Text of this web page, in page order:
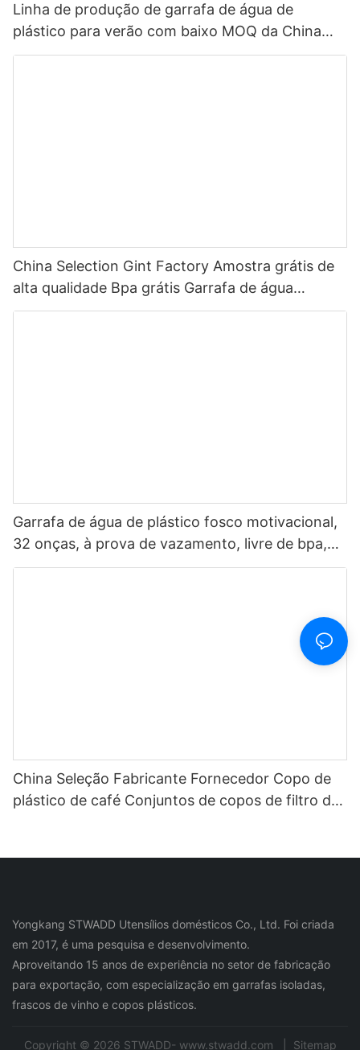
Linha de produção de garrafa de água de
plástico para verão com baixo MOQ da China
Seleção Garrafa de água com tampa de palha
China Selection Gint Factory Amostra grátis de
alta qualidade Bpa grátis Garrafa de água
plástica Tritan ecológica para bebida1
Garrafa de água de plástico fosco motivacional,
32 onças, à prova de vazamento, livre de bpa,
esportes, com marcador de tempo, fonte
China Seleção Fabricante Fornecedor Copo de
plástico de café Conjuntos de copos de filtro de
Yongkang STWADD Utensílios domésticos Co., Ltd. Foi criada
em 2017, é uma pesquisa e desenvolvimento.
Aproveitando 15 anos de experiência no setor de fabricação
para exportação, com especialização em garrafas isoladas,
frascos de vinho e copos plásticos.
Copyright © 2026 STWADD- www.stwadd.com | Sitemap